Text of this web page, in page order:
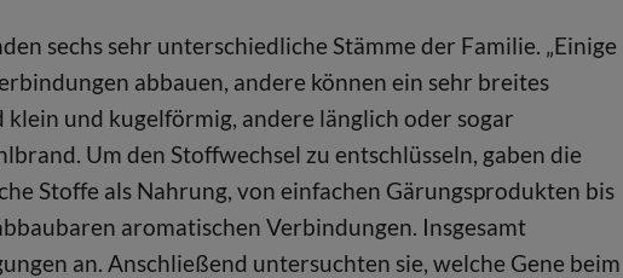
sechs sehr unterschiedliche Stämme der Familie. „Einige
abbauen, andere können ein sehr breites
und kugelförmig, andere länglich oder sogar
Um den Stoffwechsel zu entschlüsseln, gaben die
Stoffe als Nahrung, von einfachen Gärungsprodukten bis
aromatischen Verbindungen. Insgesamt
an. Anschließend untersuchten sie, welche Gene beim